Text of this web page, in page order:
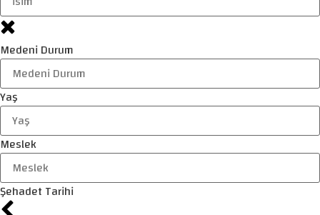
Medeni Durum
Yaş
Meslek
Şehadet Tarihi